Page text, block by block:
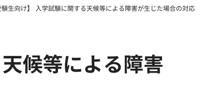
生向け】 入学試験に関する天候等による障害が生じた場合の対応
候等による障害